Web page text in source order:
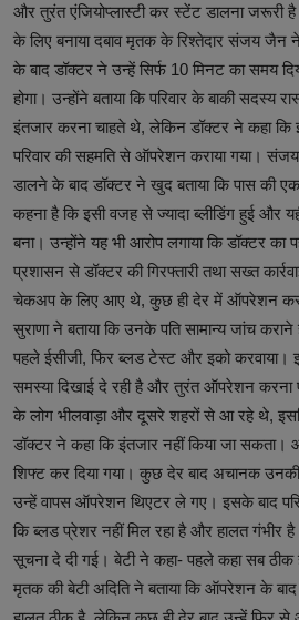
और तुरंत एंजियोप्लास्टी कर स्टेंट डालना जरूरी
के लिए बनाया दबाव मृतक के रिश्तेदार संजय जैन ने
के बाद डॉक्टर ने उन्हें सिर्फ 10 मिनट का समय
होगा। उन्होंने बताया कि परिवार के बाकी
इंतजार करना चाहते थे, लेकिन डॉक्टर ने कहा
परिवार की सहमति से ऑपरेशन कराया गया।
डालने के बाद डॉक्टर ने खुद बताया कि पास की
कहना है कि इसी वजह से ज्यादा ब्लीडिंग हुई और
बना। उन्होंने यह भी आरोप लगाया कि डॉक्टर का
प्रशासन से डॉक्टर की गिरफ्तारी तथा सख्त
चेकअप के लिए आए थे, कुछ ही देर में ऑपरेशन
सुराणा ने बताया कि उनके पति सामान्य जांच
पहले ईसीजी, फिर ब्लड टेस्ट और इको करवाया।
समस्या दिखाई दे रही है और तुरंत ऑपरेशन करना
के लोग भीलवाड़ा और दूसरे शहरों से आ रहे थे,
डॉक्टर ने कहा कि इंतजार नहीं किया जा सकता।
शिफ्ट कर दिया गया। कुछ देर बाद अचानक
उन्हें वापस ऑपरेशन थिएटर ले गए। इसके बाद
कि ब्लड प्रेशर नहीं मिल रहा है और हालत गंभीर
सूचना दे दी गई। बेटी ने कहा- पहले कहा सब
मृतक की बेटी अदिति ने बताया कि ऑपरेशन के बाद